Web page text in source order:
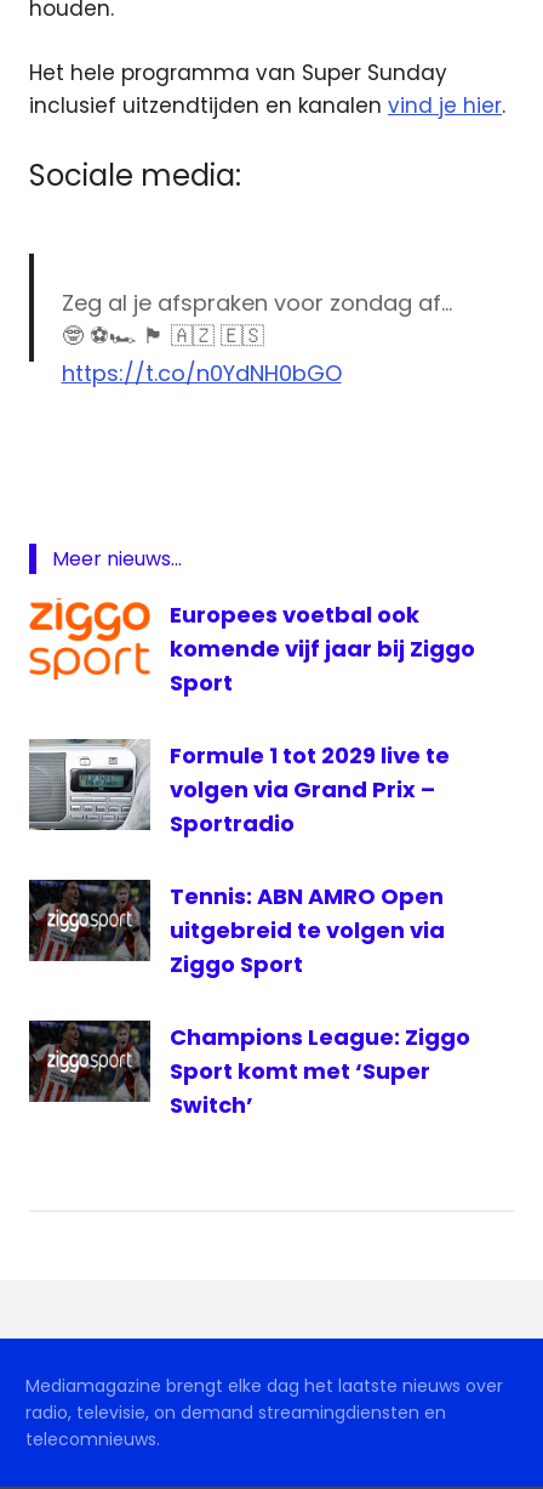
houden.
Het hele programma van Super Sunday
inclusief uitzendtijden en kanalen vind je hier.
Sociale media:
Zeg al je afspraken voor zondag af…
🤓 ⚽️🏎️ 🏴󠁧󠁢󠁳󠁣󠁴󠁿 🇦🇿 🇪🇸
https://t.co/n0YdNH0bGO
Grand
Prix
Jack
live
Premier
League
Firm
Super
Sunday
Meer nieuws...
Europees voetbal ook
komende vijf jaar bij Ziggo
Sport
Formule 1 tot 2029 live te
volgen via Grand Prix –
Sportradio
Tennis: ABN AMRO Open
uitgebreid te volgen via
Ziggo Sport
Champions League: Ziggo
Sport komt met ‘Super
Switch’
Mediamagazine brengt elke dag het laatste nieuws over
radio, televisie, on demand streamingdiensten en
telecomnieuws.